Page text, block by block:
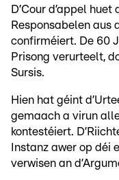
D’Cour d’appel
Responsabelen aus
confirméiert. De 60
Prisong verurteelt,
Sursis.
Hien hat géint
gemaach a virun
kontestéiert.
Instanz awer op déi
verwisen an